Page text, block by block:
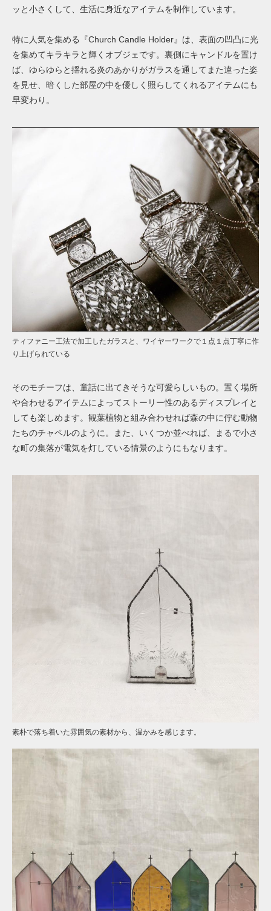
ッと小さくして、生活に身近なアイテムを制作しています。
特に人気を集める『Church Candle Holder』は、表面の凹凸に光
を集めてキラキラと輝くオブジェです。裏側にキャンドルを置け
ば、ゆらゆらと揺れる炎のあかりがガラスを通してまた違った姿
を見せ、暗くした部屋の中を優しく照らしてくれるアイテムにも
早変わり。
ティファニー工法で加工したガラスと、ワイヤーワークで１点１点丁寧に作
り上げられている
そのモチーフは、童話に出てきそうな可愛らしいもの。置く場所
や合わせるアイテムによってストーリー性のあるディスプレイと
しても楽しめます。観葉植物と組み合わせれば森の中に佇む動物
たちのチャペルのように。また、いくつか並べれば、まるで小さ
な町の集落が電気を灯している情景のようにもなります。
素朴で落ち着いた雰囲気の素材から、温かみを感じます。